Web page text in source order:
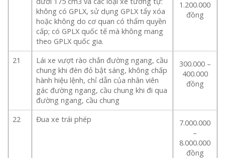
không có GPLX, sử dụng GPLX tẩy xóa
hoặc không do cơ quan có thẩm quyền
cấp; có GPLX quốc tế mà không mang
theo GPLX quốc gia.
1.200.000
đồng
21
Lái xe vượt rào chắn đường ngang, cầu
chung khi đèn đỏ bật sáng, không chấp
hành hiệu lệnh, chỉ dẫn của nhân viên
gác đường ngang, cầu chung khi đi qua
đường ngang, cầu chung
300.000 –
400.000
đồng
22 Đua xe trái phép
7.000.000
–
8.000.000
đồng